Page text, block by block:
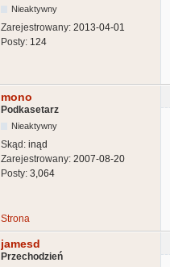
Nieaktywny
Zarejestrowany: 2013-04-01
Posty: 124
mono
Podkasetarz
Nieaktywny
Skąd: inąd
Zarejestrowany: 2007-08-20
Posty: 3,064
Strona
jamesd
Przechodzień